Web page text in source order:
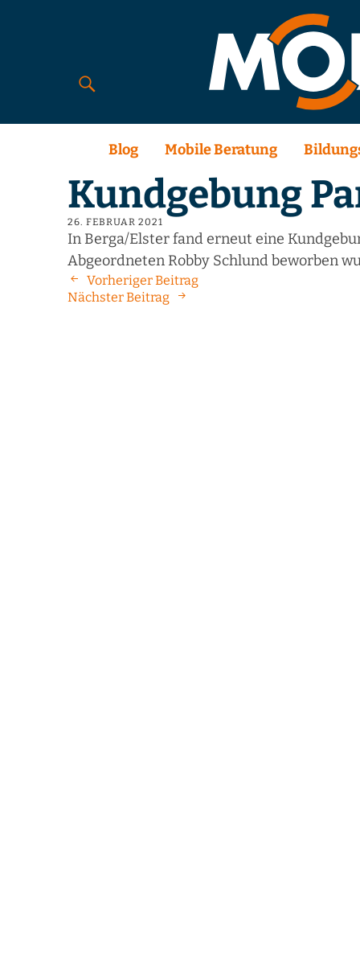
Blog Mobile Beratung
Kundgebung
26. FEBRUAR 2021
In Berga/Elster fand erneut eine
Abgeordneten Robby Schlund beworben
Vorheriger Beitrag
Nächster Beitrag